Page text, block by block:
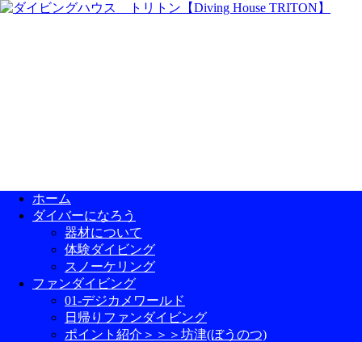
ホーム
ダイバーになろう
器材について
体験ダイビング
スノーケリング
ファンダイビング
01-デジカメワールド
日帰りファンダイビング
ポイント紹介＞＞＞坊津(ぼうのつ)